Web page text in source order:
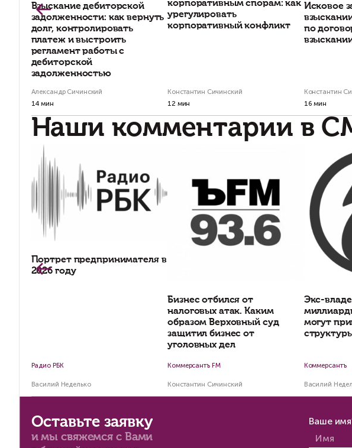
Проекты по
Банкротство застройщика и
«транзитные» схемы: как мы
защитили субподрядчика от
возврата 400 млн рублей
Когда многолетние работы
оборачиваются многомиллионным иском
в суд
Константин Сичинский
участка, не
юридические
При проверке земельных
исследовать историю
Марина Клепко
Статьи по теме
Взыскание дебиторской
задолженности: как вернуть
долг, контролировать
регламент работы с
дебиторской
корпоративным
корпоративный